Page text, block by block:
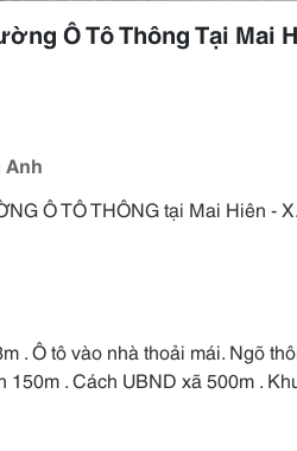
Ô Tô Thông Tại Mai
Anh
Ô TÔ THÔNG tại Mai Hiên -
. Ô tô vào nhà thoải mái. Ngõ
. Cách UBND xã 500m .